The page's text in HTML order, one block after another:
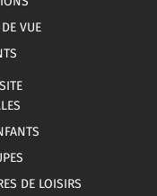
VUE
DE LOISIRS